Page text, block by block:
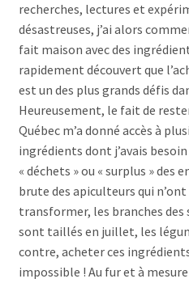
recherches, lectures et
désastreuses, j’ai alors
fait maison avec des
rapidement découvert que
est un des plus grands défis
Heureusement, le fait de
Québec m’a donné accès à
ingrédients dont j’avais
« déchets » ou « surplus » des
brute des apiculteurs qui
transformer, les branches des
sont taillés en juillet, les
contre, acheter ces
impossible ! Au fur et à